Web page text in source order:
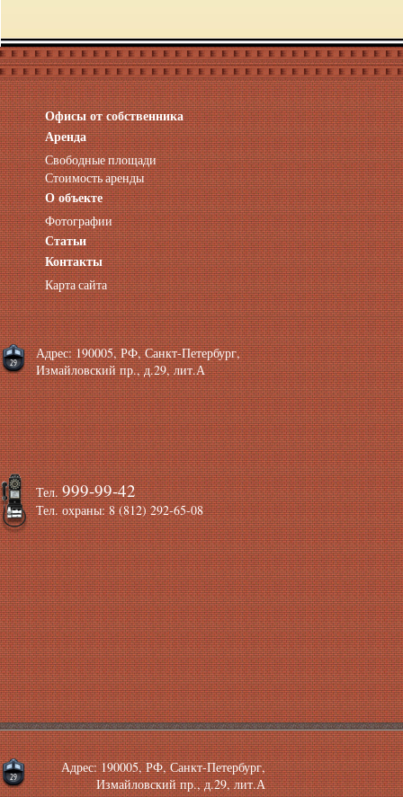
Офисы от собственника
Аренда нежилых помещений
Аренда помещений от собственника
Аренда конференц-зала СПб
Офисы у метро
Офисы в Адмиралтейском районе
Помещения с отдельным входом
Небольшие офисы
Аренда офиса около метро
Снять помещение у метро
Аренда помещений у метро
Аренда помещений район Адмиралтейский
Аренда офиса Технологический институт
Аренда помещений Фрунзенская
Аренда
Свободные площади
Стоимость аренды
О объекте
Фотографии
Статьи
Контакты
Карта сайта
Тел.999-99-42
Тел. охраны: 8 (812) 292-65-08
Адрес: 190005, РФ, Санкт-Петербург,
Измайловский пр., д.29, лит.А
Адрес: 190005, РФ, Санкт-Петербург,
Измайловский пр., д.29, лит.А